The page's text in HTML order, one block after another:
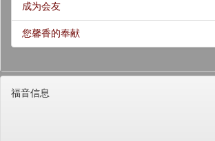
成为会友
您馨香的奉献
福音信息